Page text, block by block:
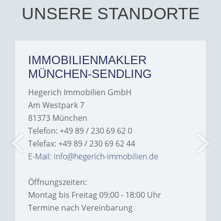
UNSERE STANDORTE
IMMOBILIENMAKLER
MÜNCHEN-SENDLING
Hegerich Immobilien GmbH
Am Westpark 7
81373 München
Telefon: +49 89 / 230 69 62 0
Telefax: +49 89 / 230 69 62 44
E-Mail: info@hegerich-immobilien.de
Öffnungszeiten:
Montag bis Freitag 09:00 - 18:00 Uhr
Termine nach Vereinbarung